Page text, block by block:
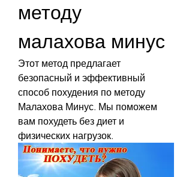
методу
малахова минус
Этот метод предлагает
безопасный и эффективный
способ похудения по методу
Малахова Минус. Мы поможем
вам похудеть без диет и
физических нагрузок.